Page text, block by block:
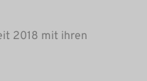
2018 mit ihren